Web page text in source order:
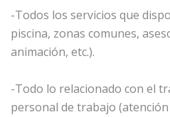
-Todos los servicios que
piscina, zonas comunes,
animación, etc.).
-Todo lo relacionado con el
personal de trabajo